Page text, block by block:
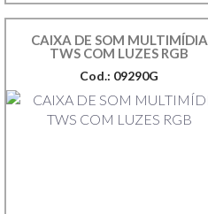
CAIXA DE SOM MULTIMÍDIA
TWS COM LUZES RGB
Cod.: 09290G